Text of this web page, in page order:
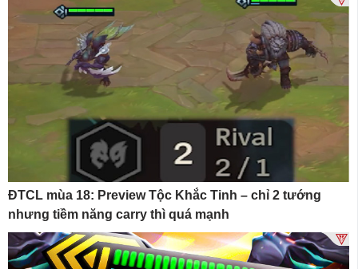
ĐTCL mùa 18: Preview Tộc Khắc Tinh – chỉ 2 tướng
nhưng tiềm năng carry thì quá mạnh